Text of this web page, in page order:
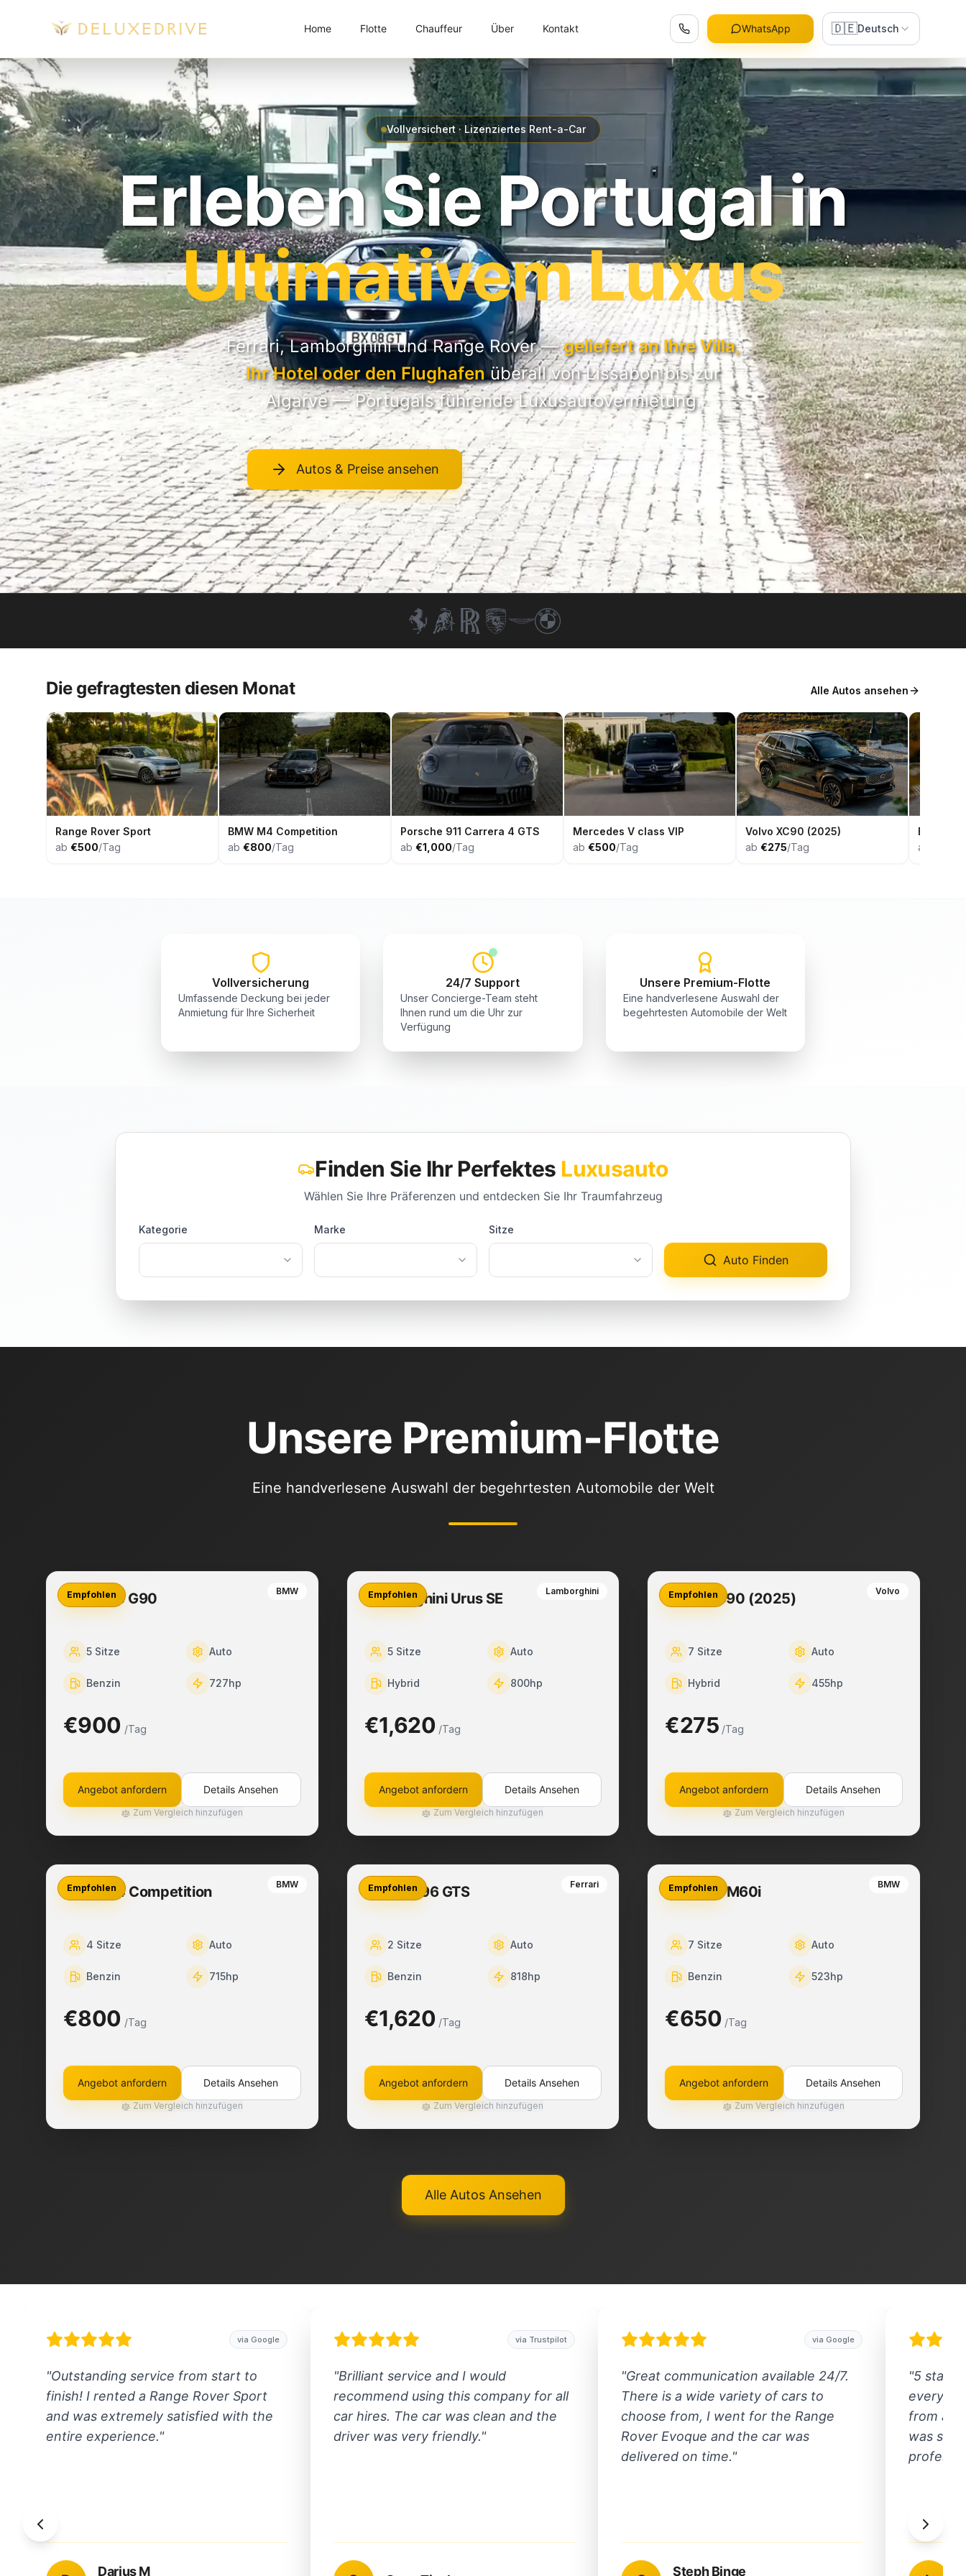
Home Flotte Chauffeur Über Kontakt WhatsApp 🇩🇪Deutsch
Vollversichert · Lizenziertes Rent-a-Car
Erleben Sie Portugal in
Ultimativem Luxus
Ferrari, Lamborghini und Range Rover — geliefert an Ihre Villa,
Ihr Hotel oder den Flughafen überall von Lissabon bis zur
Algarve — Portugals führende Luxusautovermietung.
Autos & Preise ansehen Kostenloses Angebot erhalten
Die gefragtesten diesen Monat Alle Autos ansehen
Range Rover Sport
ab €500/Tag
BMW M4 Competition
ab €800/Tag
Porsche 911 Carrera 4 GTS
ab €1,000/Tag
Mercedes V class VIP
ab €500/Tag
Volvo XC90 (2025)
ab €275/Tag
BMW X7
ab
Vollversicherung
Umfassende Deckung bei jeder
Anmietung für Ihre Sicherheit
24/7 Support
Unser Concierge-Team steht
Ihnen rund um die Uhr zur
Verfügung
Unsere Premium-Flotte
Eine handverlesene Auswahl der
begehrtesten Automobile der Welt
Finden Sie Ihr Perfektes Luxusauto
Wählen Sie Ihre Präferenzen und entdecken Sie Ihr Traumfahrzeug
Kategorie Marke Sitze
Auto Finden
Unsere Premium-Flotte
Eine handverlesene Auswahl der begehrtesten Automobile der Welt
Empfohlen BMW
BMW M5 G90
5 Sitze Auto
Benzin 727hp
€900 /Tag
Angebot anfordern Details Ansehen
Zum Vergleich hinzufügen
Empfohlen Lamborghini
Lamborghini Urus SE
5 Sitze Auto
Hybrid 800hp
€1,620 /Tag
Angebot anfordern Details Ansehen
Zum Vergleich hinzufügen
Empfohlen Volvo
Volvo XC90 (2025)
7 Sitze Auto
Hybrid 455hp
€275 /Tag
Angebot anfordern Details Ansehen
Zum Vergleich hinzufügen
Empfohlen BMW
BMW M4 Competition
4 Sitze Auto
Benzin 715hp
€800 /Tag
Angebot anfordern Details Ansehen
Zum Vergleich hinzufügen
Empfohlen Ferrari
Ferrari 296 GTS
2 Sitze Auto
Benzin 818hp
€1,620 /Tag
Angebot anfordern Details Ansehen
Zum Vergleich hinzufügen
Empfohlen BMW
BMW X7 M60i
7 Sitze Auto
Benzin 523hp
€650 /Tag
Angebot anfordern Details Ansehen
Zum Vergleich hinzufügen
Alle Autos Ansehen
via Google
"Outstanding service from start to
finish! I rented a Range Rover Sport
and was extremely satisfied with the
entire experience."
Darius M
via Trustpilot
"Brilliant service and I would
recommend using this company for all
car hires. The car was clean and the
driver was very friendly."
via Google
"Great communication available 24/7.
There is a wide variety of cars to
choose from, I went for the Range
Rover Evoque and the car was
delivered on time."
Steph Binge
"5 stars
from
was